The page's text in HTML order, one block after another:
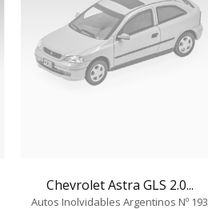
Chevrolet Astra GLS 2.0...
Autos Inolvidables Argentinos Nº 193